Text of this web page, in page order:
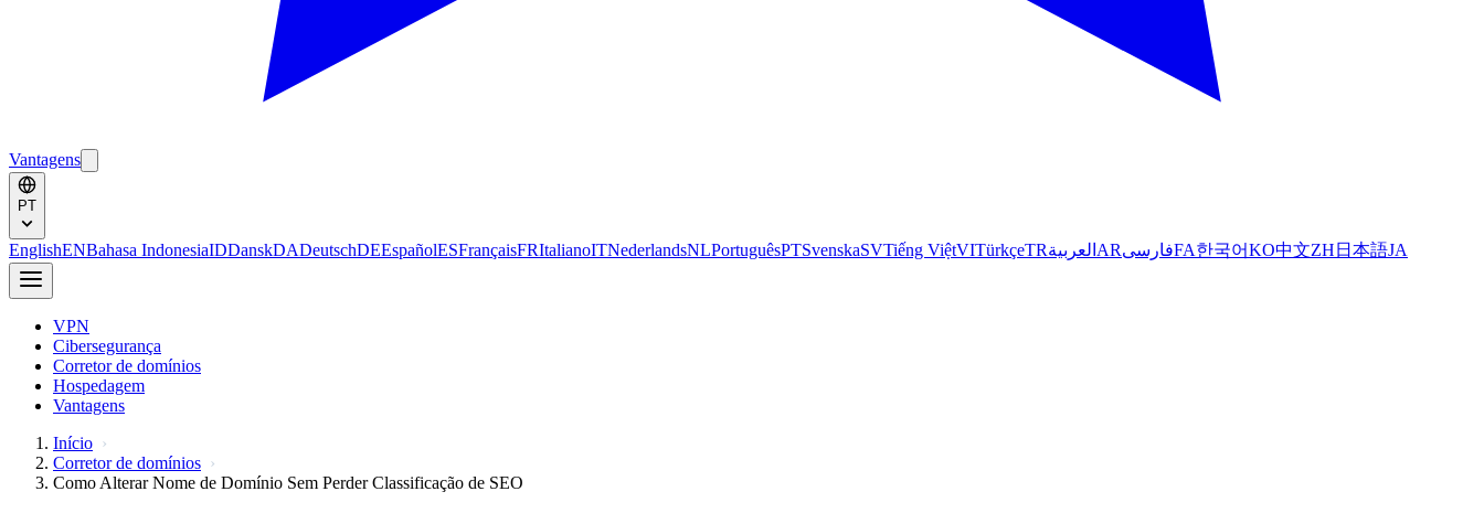
Vantagens
PT
EnglishENBahasa IndonesiaIDDanskDADeutschDEEspañolESFrançaisFRItalianoITNederlandsNLPortuguêsPTSvenskaSVTiếng ViệtVITürkçeTRالعربية ARفارسیFA한국어KO中文ZH 日本語JA
VPN
Cibersegurança
Corretor de domínios
Hospedagem
Vantagens
Início
Corretor de domínios
Como Alterar Nome de Domínio Sem Perder Classificação de SEO